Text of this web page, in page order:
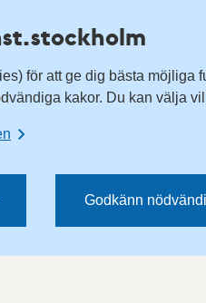
för att ge dig bästa möjliga
kakor. Du kan välja
Godkänn